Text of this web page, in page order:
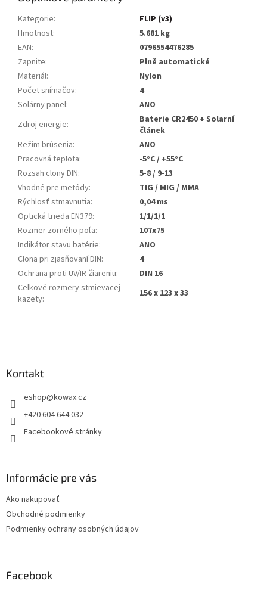
Kategorie:
FLIP (v3)
Hmotnost:
5.681 kg
EAN:
0796554476285
Zapnite:
Plně automatické
Materiál:
Nylon
Počet snímačov:
4
Solárny panel:
ANO
Zdroj energie:
Baterie CR2450 + Solarní
článek
Režim brúsenia:
ANO
Pracovná teplota:
-5°C / +55°C
Rozsah clony DIN:
5-8 / 9-13
Vhodné pre metódy:
TIG / MIG / MMA
Rýchlosť stmavnutia:
0,04 ms
Optická trieda EN379:
1/1/1/1
Rozmer zorného poľa:
107x75
Indikátor stavu batérie:
ANO
Clona pri zjasňovaní DIN:
4
Ochrana proti UV/IR žiareniu:
DIN 16
Celkové rozmery stmievacej
kazety: 156 x 123 x 33
Kontakt
eshop@kowax.cz
+420 604 644 032
Facebookové stránky
Informácie pre vás
Ako nakupovať
Obchodné podmienky
Podmienky ochrany osobných údajov
Facebook